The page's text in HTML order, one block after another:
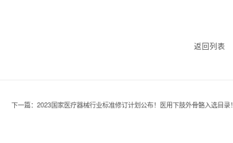
返回列表
下一篇：2023国家医疗器械行业标准修订计划公布！医用下肢外骨骼入选目录！